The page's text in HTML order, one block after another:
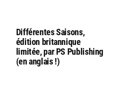
Différentes Saisons,
édition britannique
limitée, par PS Publishing
(en anglais !)